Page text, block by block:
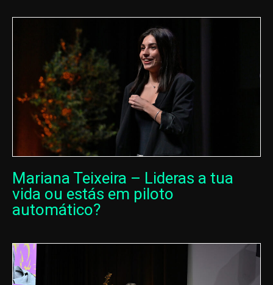
Mariana Teixeira – Lideras a tua
vida ou estás em piloto
automático?